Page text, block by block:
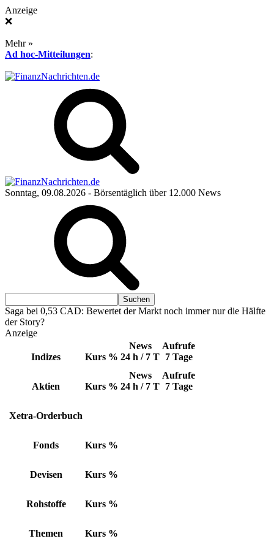
Anzeige
❌
Mehr »
Ad hoc-Mitteilungen:
Sonntag, 09.08.2026 - Börsentäglich über 12.000 News
Saga bei 0,53 CAD: Bewertet der Markt noch immer nur die Hälfte
der Story?
Anzeige
Indizes Kurs %
News
24 h / 7 T
Aufrufe
7 Tage
Aktien Kurs %
News
24 h / 7 T
Aufrufe
7 Tage
Xetra-Orderbuch
Fonds Kurs %
Devisen Kurs %
Rohstoffe Kurs %
Themen Kurs %